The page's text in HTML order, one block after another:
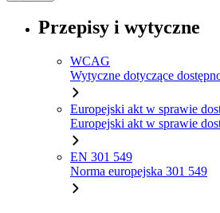
Przepisy i wytyczne
WCAG
Wytyczne dotyczące
Europejski akt w sprawie
Europejski akt w sprawie
EN 301 549
Norma europejska 301 549